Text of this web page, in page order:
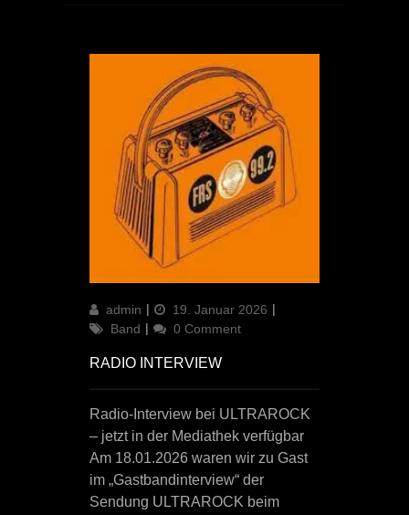
Author
admin
Updated
on
19. Januar 2026
Band
0 Comment
RADIO INTERVIEW
Radio-Interview bei ULTRAROCK
– jetzt in der Mediathek verfügbar
Am 18.01.2026 waren wir zu Gast
im „Gastbandinterview“ der
Sendung ULTRAROCK beim